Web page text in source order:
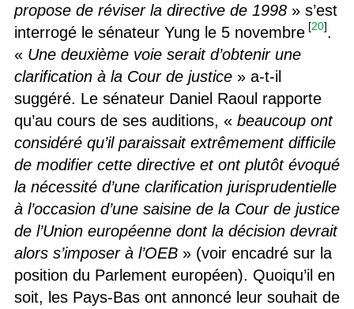
propose de réviser la directive de 1998» s’est
interrogé le sénateur Yung le 5 novembre [20].
« Une deuxième voie serait d’obtenir une
clarification à la Cour de justice» a-t-il
suggéré. Le sénateur Daniel Raoul rapporte
qu’au cours de ses auditions, « beaucoup ont
considéré qu’il paraissait extrêmement difficile
de modifier cette directive et ont plutôt évoqué
la nécessité d’une clarification jurisprudentielle
à l’occasion d’une saisine de la Cour de justice
de l’Union européenne dont la décision devrait
alors s’imposer à l’OEB» (voir encadré sur la
position du Parlement européen). Quoiqu’il en
soit, les Pays-Bas ont annoncé leur souhait de